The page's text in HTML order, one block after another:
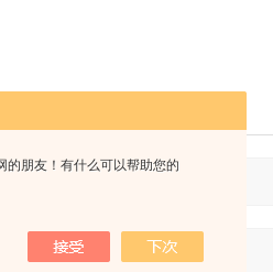
的朋友！有什么可以帮助您的